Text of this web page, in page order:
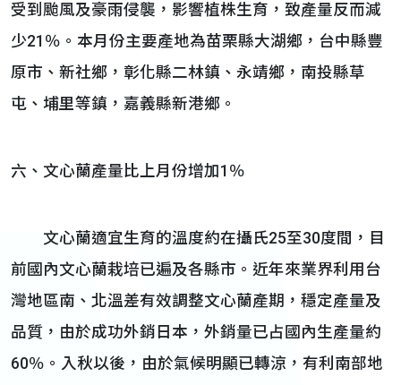
受到颱風及豪雨侵襲，影響植株生育，致產量反而減
少21％。本月份主要產地為苗栗縣大湖鄉，台中縣豐
原市、新社鄉，彰化縣二林鎮、永靖鄉，南投縣草
屯、埔里等鎮，嘉義縣新港鄉。
六、文心蘭產量比上月份增加1％
文心蘭適宜生育的溫度約在攝氏25至30度間，目
前國內文心蘭栽培已遍及各縣市。近年來業界利用台
灣地區南、北溫差有效調整文心蘭產期，穩定產量及
品質，由於成功外銷日本，外銷量已占國內生產量約
60％。入秋以後，由於氣候明顯已轉涼，有利南部地